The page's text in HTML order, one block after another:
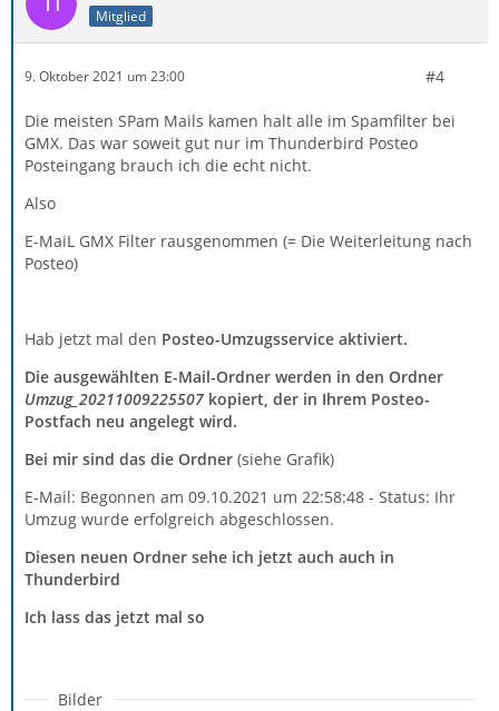
Mitglied
9. Oktober 2021 um 23:00 #4
Die meisten SPam Mails kamen halt alle im Spamfilter bei
GMX. Das war soweit gut nur im Thunderbird Posteo
Posteingang brauch ich die echt nicht.
Also
E-MaiL GMX Filter rausgenommen (= Die Weiterleitung nach
Posteo)
Hab jetzt mal den Posteo-Umzugsservice aktiviert.
Die ausgewählten E-Mail-Ordner werden in den Ordner
Umzug_20211009225507 kopiert, der in Ihrem Posteo-
Postfach neu angelegt wird.
Bei mir sind das die Ordner (siehe Grafik)
E-Mail: Begonnen am 09.10.2021 um 22:58:48 - Status: Ihr
Umzug wurde erfolgreich abgeschlossen.
Diesen neuen Ordner sehe ich jetzt auch auch in
Thunderbird
Ich lass das jetzt mal so
Bilder